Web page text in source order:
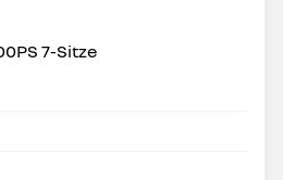
7-Sitze